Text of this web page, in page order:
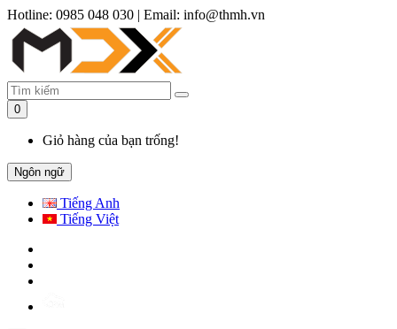
Hotline: 0985 048 030 | Email: info@thmh.vn
0
Giỏ hàng của bạn trống!
Ngôn ngữ
Tiếng Anh
Tiếng Việt